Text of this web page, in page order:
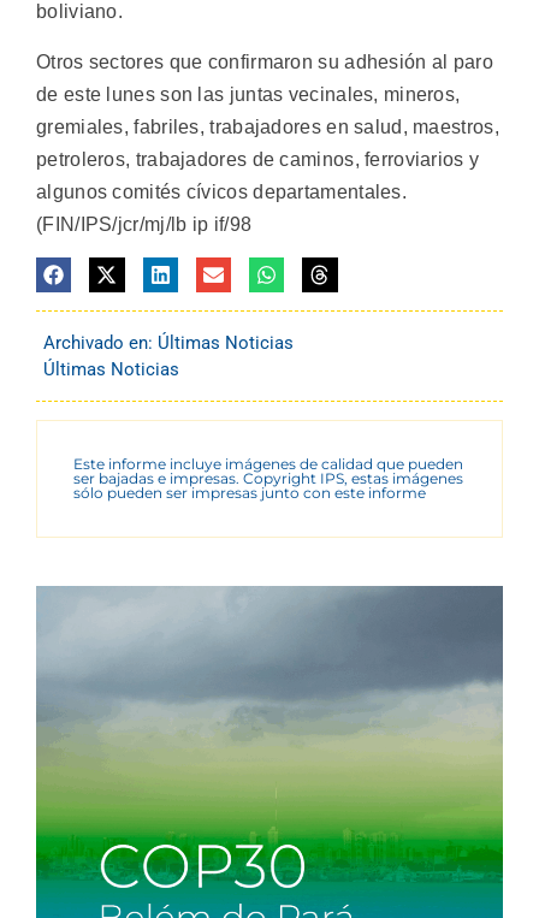
boliviano.
Otros sectores que confirmaron su adhesión al paro
de este lunes son las juntas vecinales, mineros,
gremiales, fabriles, trabajadores en salud, maestros,
petroleros, trabajadores de caminos, ferroviarios y
algunos comités cívicos departamentales.
(FIN/IPS/jcr/mj/lb ip if/98
Archivado en: Últimas Noticias
Últimas Noticias
Este informe incluye imágenes de calidad que pueden
ser bajadas e impresas. Copyright IPS, estas imágenes
sólo pueden ser impresas junto con este informe